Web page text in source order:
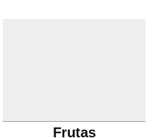
Frutas